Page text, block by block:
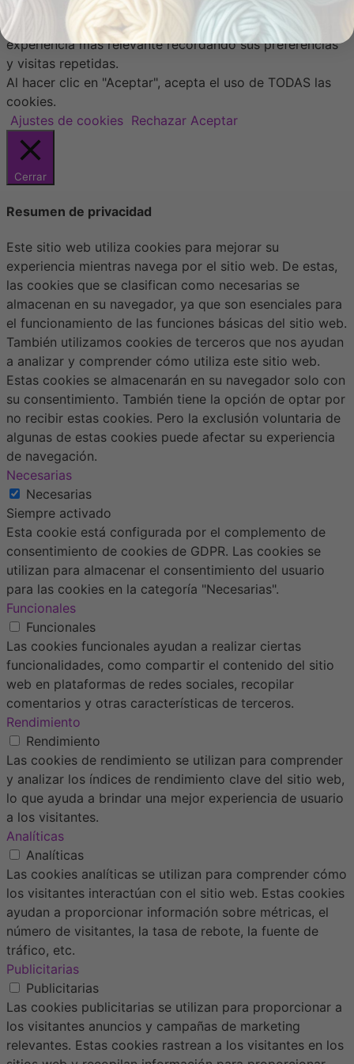
Usamos cookies en nuestro sitio web para brindarle la
experiencia más relevante recordando sus preferencias
y visitas repetidas.
Al hacer clic en "Aceptar", acepta el uso de TODAS las
cookies.
Ajustes de cookies Rechazar Aceptar
Cerrar
Resumen de privacidad
Este sitio web utiliza cookies para mejorar su
experiencia mientras navega por el sitio web. De estas,
las cookies que se clasifican como necesarias se
almacenan en su navegador, ya que son esenciales para
el funcionamiento de las funciones básicas del sitio web.
También utilizamos cookies de terceros que nos ayudan
a analizar y comprender cómo utiliza este sitio web.
Estas cookies se almacenarán en su navegador solo con
su consentimiento. También tiene la opción de optar por
no recibir estas cookies. Pero la exclusión voluntaria de
algunas de estas cookies puede afectar su experiencia
de navegación.
Necesarias
Necesarias
Siempre activado
Esta cookie está configurada por el complemento de
consentimiento de cookies de GDPR. Las cookies se
utilizan para almacenar el consentimiento del usuario
para las cookies en la categoría "Necesarias".
Funcionales
Funcionales
Las cookies funcionales ayudan a realizar ciertas
funcionalidades, como compartir el contenido del sitio
web en plataformas de redes sociales, recopilar
comentarios y otras características de terceros.
Rendimiento
Rendimiento
Las cookies de rendimiento se utilizan para comprender
y analizar los índices de rendimiento clave del sitio web,
lo que ayuda a brindar una mejor experiencia de usuario
a los visitantes.
Analíticas
Analíticas
Las cookies analíticas se utilizan para comprender cómo
los visitantes interactúan con el sitio web. Estas cookies
ayudan a proporcionar información sobre métricas, el
número de visitantes, la tasa de rebote, la fuente de
tráfico, etc.
Publicitarias
Publicitarias
Las cookies publicitarias se utilizan para proporcionar a
los visitantes anuncios y campañas de marketing
relevantes. Estas cookies rastrean a los visitantes en los